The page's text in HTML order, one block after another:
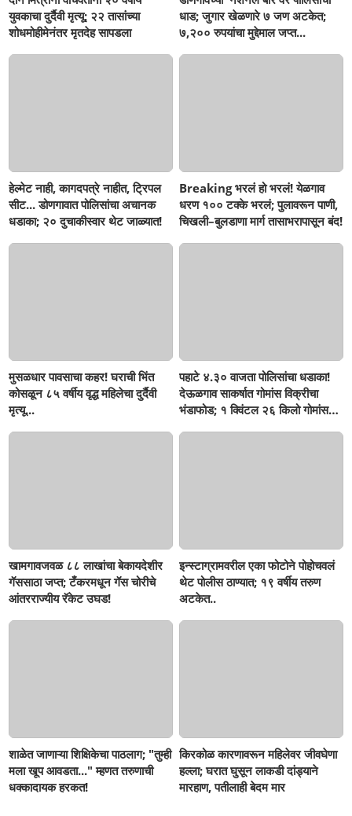
युवकाचा दुर्दैवी मृत्यू; २२ तासांच्या
शोधमोहीमेनंतर मृतदेह सापडला
धाड; जुगार खेळणारे ७ जण अटकेत;
७,२०० रुपयांचा मुद्देमाल जप्त...
हेल्मेट नाही, कागदपत्रे नाहीत, ट्रिपल
सीट... डोणगावात पोलिसांचा अचानक
धडाका; २० दुचाकीस्वार थेट जाळ्यात!
Breaking भरलं हो भरलं! येळगाव
धरण १०० टक्के भरलं; पुलावरून पाणी,
चिखली–बुलडाणा मार्ग तासाभरापासून बंद!
मुसळधार पावसाचा कहर! घराची भिंत
कोसळून ८५ वर्षीय वृद्ध महिलेचा दुर्दैवी
मृत्यू...
पहाटे ४.३० वाजता पोलिसांचा धडाका!
देऊळगाव साकर्षात गोमांस विक्रीचा
भंडाफोड; १ क्विंटल २६ किलो गोमांस
खामगावजवळ ८८ लाखांचा बेकायदेशीर
गॅससाठा जप्त; टँकरमधून गॅस चोरीचे
आंतरराज्यीय रॅकेट उघड!
इन्स्टाग्रामवरील एका फोटोने पोहोचवलं
थेट पोलीस ठाण्यात; १९ वर्षीय तरुण
अटकेत..
शाळेत जाणाऱ्या शिक्षिकेचा पाठलाग; "तुम्ही
मला खूप आवडता..." म्हणत तरुणाची
धक्कादायक हरकत!
किरकोळ कारणावरून महिलेवर जीवघेणा
हल्ला; घरात घुसून लाकडी दांड्याने
मारहाण, पतीलाही बेदम मार